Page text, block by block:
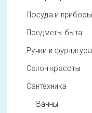
Посуда и приборы
Предметы быта
Ручки и фурнитура
Салон красоты
Сантехника
Ванны